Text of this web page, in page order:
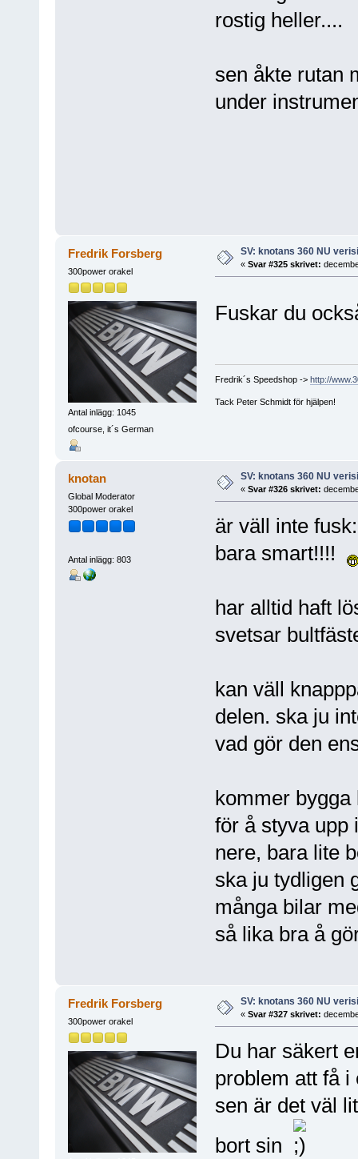
rostig heller....
sen åkte rutan
under
Fredrik Forsberg
300power orakel
Antal inlägg: 1045
ofcourse, it´s German
SV: knotans 360 NU
« Svar #325 skrivet:
Fuskar du
Fredrik´s Speedshop -> http://
Tack Peter Schmidt för hjälpen!
knotan
Global Moderator
300power orakel
Antal inlägg: 803
SV: knotans 360 NU
« Svar #326 skrivet:
är väll inte
bara smart!!!!
har alltid haft
svetsar
kan väll
delen. ska ju
vad gör den
kommer
för å styva upp
nere, bara lite
ska ju tydligen
många bilar
så lika bra å
Fredrik Forsberg
300power orakel
SV: knotans 360 NU
« Svar #327 skrivet:
Du har säkert
problem att få i
sen är det väl
bort sin